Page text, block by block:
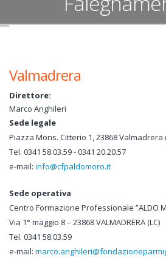
Valmadrera
Direttore:
Marco Anghileri
Sede legale
Piazza Mons. Citterio 1, 23868 Valmadrera
Tel. 0341 58.03.59 - 0341 20.20.57
e-mail: info@cfpaldomoro.it
Sede operativa
Centro Formazione Professionale ”ALDO
Via 1° maggio 8 – 23868 VALMADRERA (LC)
Tel. 0341 58.03.59
e-mail: